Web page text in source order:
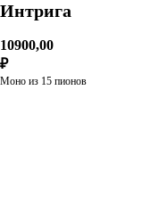
Интрига
10900,00
₽
Моно из 15 пионов